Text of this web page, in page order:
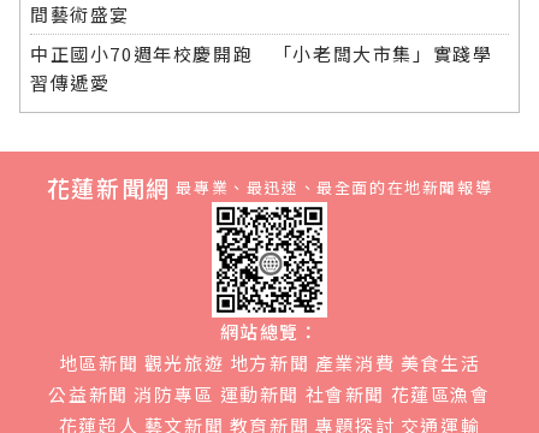
間藝術盛宴
中正國小70週年校慶開跑 「小老闆大市集」實踐學
習傳遞愛
花蓮新聞網 最專業、最迅速、最全面的在地新聞報導
網站總覽：
地區新聞 觀光旅遊 地方新聞 產業消費 美食生活
公益新聞 消防專區 運動新聞 社會新聞 花蓮區漁會
花蓮超人 藝文新聞 教育新聞 專題探討 交通運輸